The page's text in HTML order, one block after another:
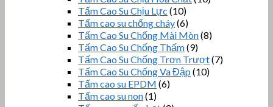
Tấm Cao Su Chịu Lực (10)
Tấm cao su chống cháy(6)
Tấm Cao Su Chống Mài Mòn(8)
Tấm Cao Su Chống Thấm(9)
Tấm Cao Su Chống Trơn Trượt(7)
Tấm Cao Su Chống Va Đập (10)
Tấm cao su EPDM (6)
Tấm cao su non(1)